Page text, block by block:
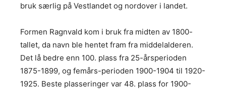
bruk særlig på Vestlandet og nordover i landet.
Formen Ragnvald kom i bruk fra midten av 1800-
tallet, da navn ble hentet fram fra middelalderen.
Det lå bedre enn 100. plass fra 25-årsperioden
1875-1899, og femårs-perioden 1900-1904 til 1920-
1925. Beste plasseringer var 48. plass for 1900-